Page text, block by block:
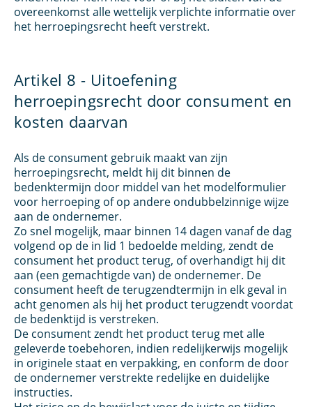
overeenkomst alle wettelijk verplichte informatie over
het herroepingsrecht heeft verstrekt.
Artikel 8 - Uitoefening
herroepingsrecht door consument en
kosten daarvan
Als de consument gebruik maakt van zijn
herroepingsrecht, meldt hij dit binnen de
bedenktermijn door middel van het modelformulier
voor herroeping of op andere ondubbelzinnige wijze
aan de ondernemer.
Zo snel mogelijk, maar binnen 14 dagen vanaf de dag
volgend op de in lid 1 bedoelde melding, zendt de
consument het product terug, of overhandigt hij dit
aan (een gemachtigde van) de ondernemer. De
consument heeft de terugzendtermijn in elk geval in
acht genomen als hij het product terugzendt voordat
de bedenktijd is verstreken.
De consument zendt het product terug met alle
geleverde toebehoren, indien redelijkerwijs mogelijk
in originele staat en verpakking, en conform de door
de ondernemer verstrekte redelijke en duidelijke
instructies.